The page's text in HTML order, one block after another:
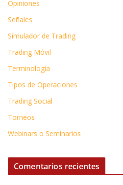
Opiniones
Señales
Simulador de Trading
Trading Móvil
Terminología
Tipos de Operaciones
Trading Social
Torneos
Webinars o Seminarios
Comentarios recientes